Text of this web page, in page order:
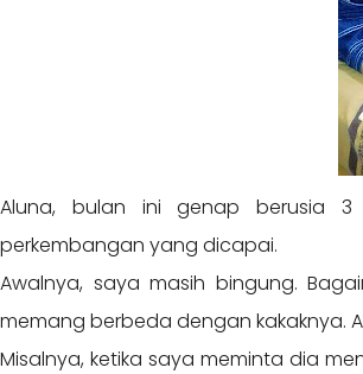
Aluna, bulan ini genap berusia
perkembangan yang dicapai.
Awalnya, saya masih bingung.
memang berbeda dengan kakaknya.
Misalnya, ketika saya meminta dia